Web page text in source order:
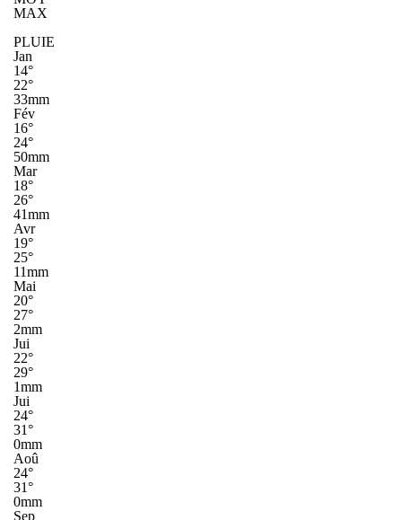
MAX
PLUIE
Jan
14°
22°
33mm
Fév
16°
24°
50mm
Mar
18°
26°
41mm
Avr
19°
25°
11mm
Mai
20°
27°
2mm
Jui
22°
29°
1mm
Jui
24°
31°
0mm
Aoû
24°
31°
0mm
Sep